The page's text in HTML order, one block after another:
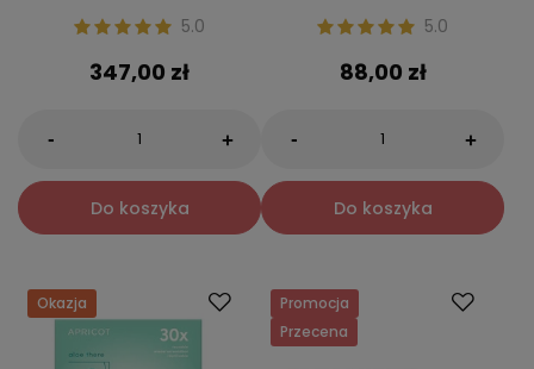
5.0
347,00 zł
- +
Do koszyka
5.0
88,00 zł
- +
Do koszyka
Okazja
Promocja
Przecena